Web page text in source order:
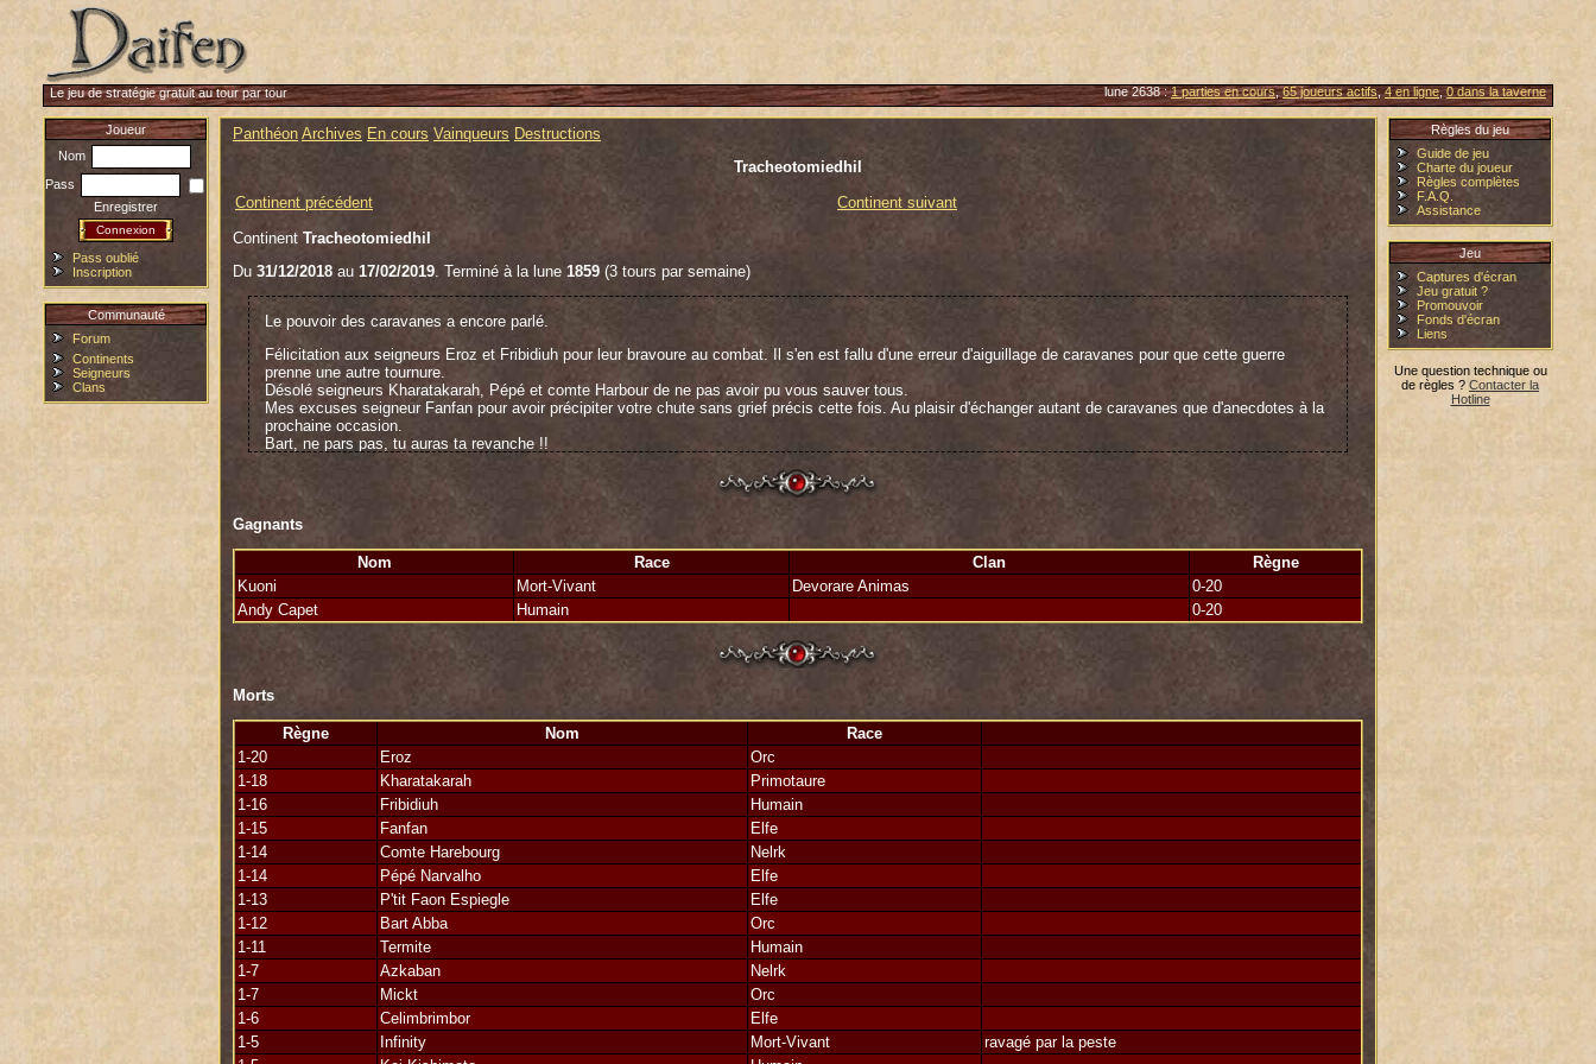
Le jeu de stratégie gratuit au tour par tour lune 2638 :1 parties en cours,65 joueurs actifs, 4 en ligne,0 dans la taverne
Joueur
Nom
Pass
Enregistrer
Pass oublié
Inscription
Communauté
Forum
Continents
Seigneurs
Clans
Panthéon Archives En cours Vainqueurs Destructions
Tracheotomiedhil
Continent précédent
Continent suivant
Continent Tracheotomiedhil
Du 31/12/2018 au 17/02/2019. Terminé à la lune 1859 (3 tours par semaine)
Le pouvoir des caravanes a encore parlé.
Félicitation aux seigneurs Eroz et Fribidiuh pour leur bravoure au combat. Il s'en est fallu d'une erreur d'aiguillage de caravanes pour que cette guerre
prenne une autre tournure.
Désolé seigneurs Kharatakarah, Pépé et comte Harbour de ne pas avoir pu vous sauver tous.
Mes excuses seigneur Fanfan pour avoir précipiter votre chute sans grief précis cette fois. Au plaisir d'échanger autant de caravanes que d'anecdotes à la
prochaine occasion.
Bart, ne pars pas, tu auras ta revanche !!
Andy Capet.
--------------------------
Je me trouve aux cotés d'Andy, parchemin signé à la main, assurant la fin des hostilités sur ces terres.
Si l'on m'avait dit que cette Fanfan obtiendrait quelque chose de valable en inspirant la création du Front de Libération de Tracheotomiedhil, je ne l'aurais
jamais cru !
je suis tout de même assez fier d'en etre le dernier représentant !
Un dhil bien brutal, comme on les aime !
Merci pour le coup de main, Andy !
Gagnants
Nom Race Clan
Règne
Kuoni
Mort-Vivant Devorare Animas
0-20
Andy Capet
Humain 0-20
Morts
Règne Nom
Race
1-20
Eroz
Orc
1-18
Kharatakarah
Primotaure
1-16
Fribidiuh
Humain
1-15
Fanfan
Elfe
1-14
Comte Harebourg
Nelrk
1-14
Pépé Narvalho
Elfe
1-13
P'tit Faon Espiegle
Elfe
1-12
Bart Abba
Orc
1-11
Termite
Humain
1-7
Azkaban
Nelrk
1-7
Mickt
Orc
1-6
Celimbrimbor
Elfe
1-5
Infinity Mort-Vivant
ravagé par la peste
Règles du jeu
Guide de jeu
Charte du joueur
Règles complètes
F.A.Q.
Assistance
Jeu
Captures d'écran
Jeu gratuit ?
Promouvoir
Fonds d'écran
Liens
Une question technique ou
de règles ? Contacter la
Hotline